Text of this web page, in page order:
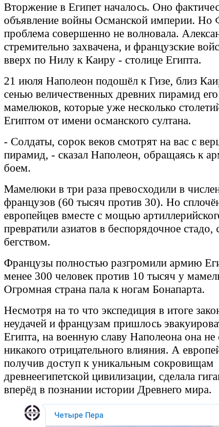
Вторжение в Египет началось. Оно
объявление войны Османской империи. Но
проблема совершенно не волновала.
стремительно захвачена, и французские
вверх по Нилу к Каиру - столице Египта.
21 июля Наполеон подошёл к Гизе, близ
сенью величественных древних пирамид
мамелюков, которые уже несколько
Египтом от имени османского султана.
- Солдаты, сорок веков смотрят на вас с
пирамид, - сказал Наполеон, обращаясь к
боем.
Мамелюки в три раза превосходили в
французов (60 тысяч против 30). Но
европейцев вместе с мощью
превратили азиатов в беспорядочное
бегством.
Французы полностью разгромили армию
менее 300 человек против 10 тысяч у
Огромная страна пала к ногам Бонапарта.
Несмотря на то что экспедиция в итоге
неудачей и французам пришлось
Египта, на военную славу Наполеона она не
никакого отрицательного влияния. А
получив доступ к уникальным сокровищам
древнеегипетской цивилизации, сделала
вперёд в познании истории Древнего мира.